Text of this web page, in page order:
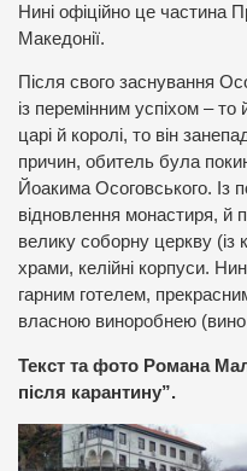
Нині офіційно це частина
Македонії.
Після свого заснування
із перемінним успіхом –
царі й королі, то він
причин, обитель була
Йоакима Осоговського. Із
відновлення монастиря, й
велику соборну церкву
храми, келійні корпуси.
гарним готелем,
власною виноробнею
Текст та фото Романа
після карантину”.